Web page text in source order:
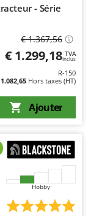
- Série
€ 1.367,56
€ 1.299,18 TVA
Inclus
R-150
Hors taxes (HT)
Ajouter
Hobby